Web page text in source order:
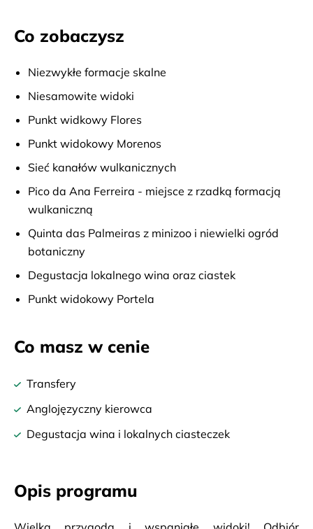
Co zobaczysz
Niezwykłe formacje skalne
Niesamowite widoki
Punkt widkowy Flores
Punkt widokowy Morenos
Sieć kanałów wulkanicznych
Pico da Ana Ferreira - miejsce z rzadką formacją
wulkaniczną
Quinta das Palmeiras z minizoo i niewielki ogród
botaniczny
Degustacja lokalnego wina oraz ciastek
Punkt widokowy Portela
Co masz w cenie
Transfery
Anglojęzyczny kierowca
Degustacja wina i lokalnych ciasteczek
Opis programu